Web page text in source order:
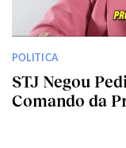
POLITICA
STJ Negou
Comando da